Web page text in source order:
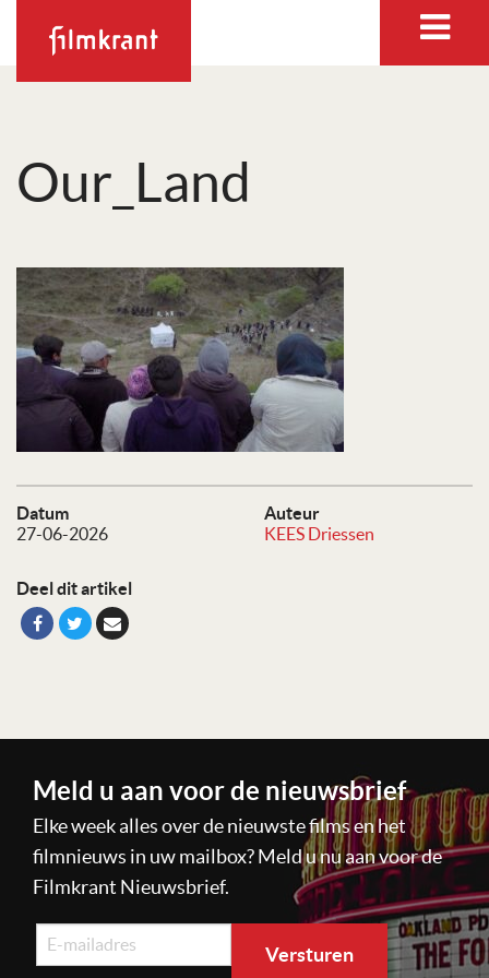
Our_Land
Datum
27-06-2026
Auteur
KEES Driessen
Deel dit artikel
Meld u aan voor de nieuwsbrief
Elke week alles over de nieuwste films en het
filmnieuws in uw mailbox? Meld u nu aan voor de
Filmkrant Nieuwsbrief.